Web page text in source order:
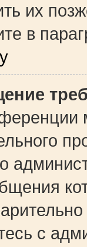
их
в
с